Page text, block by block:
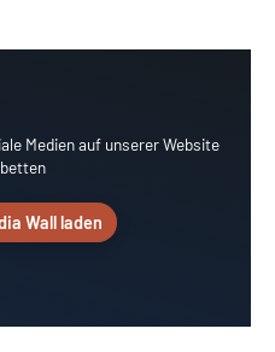
Medien auf unserer Website
Wall laden